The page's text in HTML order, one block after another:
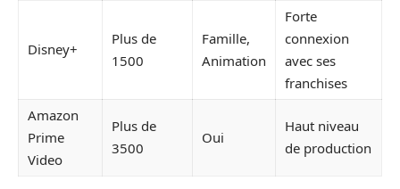
Disney+
Plus de
1500
Famille,
Animation
Forte
connexion
avec ses
franchises
Amazon
Prime
Video
Plus de
3500
Oui
Haut niveau
de production